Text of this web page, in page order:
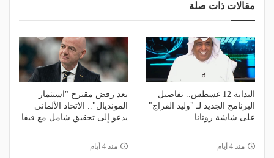
مقالات ذات صلة
البداية 12 غسطس.. تفاصيل
البرنامج الجديد لـ "وليد الفراج"
على شاشة روتانا
منذ 4 أيام
بعد رفض مقترح "استثمار
المونديال".. الاتحاد الألماني
يدعو إلى تحقيق شامل مع فيفا
منذ 4 أيام